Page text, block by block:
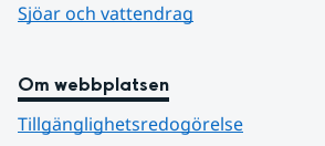
Sjöar och vattendrag
Om webbplatsen
Tillgänglighetsredogörelse